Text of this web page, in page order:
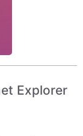
Explorer